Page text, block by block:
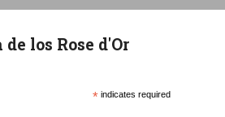
los Rose d'Or
*indicates required